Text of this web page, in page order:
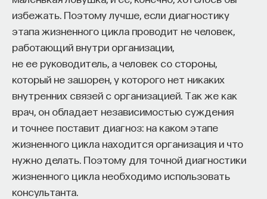
избежать. Поэтому лучше, если диагностику
этапа жизненного цикла проводит не человек,
работающий внутри организации,
не ее руководитель, а человек со стороны,
который не зашорен, у которого нет никаких
внутренних связей с организацией. Так же как
врач, он обладает независимостью суждения
и точнее поставит диагноз: на каком этапе
жизненного цикла находится организация и что
нужно делать. Поэтому для точной диагностики
жизненного цикла необходимо использовать
консультанта.